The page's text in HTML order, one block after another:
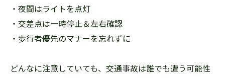
・夜間はライトを点灯
・交差点は一時停止＆左右確認
・歩行者優先のマナーを忘れずに
どんなに注意していても、交通事故は誰でも遭う可能性